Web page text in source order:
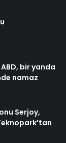
bir yanda
namaz
Serjoy,